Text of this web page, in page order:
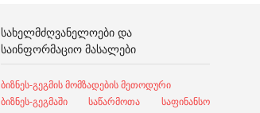
ᲡᲐᲮᲔᲚᲛᲫᲦᲕᲐᲜᲔᲚᲝᲔᲑᲘ ᲓᲐ
ᲡᲐᲘᲜᲤᲝᲠᲛᲐᲪᲘᲝ ᲛᲐᲡᲐᲚᲔᲑᲘ
ბიზნეს-გეგმის მომზადების მეთოდური
ბიზნეს-გეგმაში საწარმოთა საფინანსო